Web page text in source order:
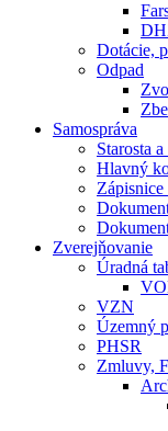
Dotácie,
Odpad
Samospráva
Starosta
Hlavný
Zápisnice
Zverejňovanie
Úradná
VZN
Územný
PHSR
Zmluvy,